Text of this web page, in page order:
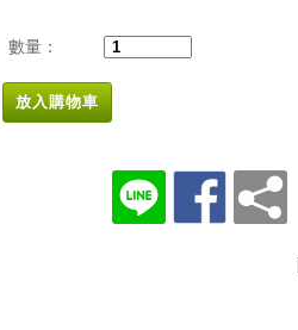
數量：
放入購物車